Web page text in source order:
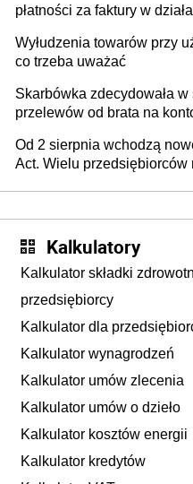
płatności za faktury w
Wyłudzenia towarów przy
co trzeba uważać
Skarbówka zdecydowała
przelewów od brata na
darowizna, ale podatku
Od 2 sierpnia wchodzą
Act. Wielu przedsiębiorców
Kalkulatory
Kalkulator składki
przedsiębiorcy
Kalkulator dla
Kalkulator wynagrodzeń
Kalkulator umów zlecenia
Kalkulator umów o dzieło
Kalkulator kosztów energii
Kalkulator kredytów